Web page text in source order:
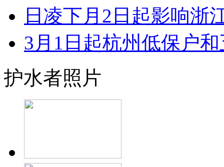
日凌下月2日起影响浙
3月1日起杭州低保户
护水者照片